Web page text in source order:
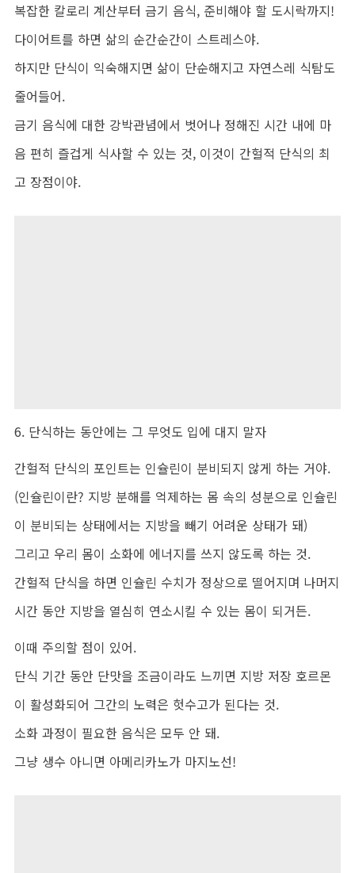
복잡한 칼로리 계산부터 금기 음식, 준비해야 할 도시락까지!
다이어트를 하면 삶의 순간순간이 스트레스야.
하지만 단식이 익숙해지면 삶이 단순해지고 자연스레 식탐도
줄어들어.
금기 음식에 대한 강박관념에서 벗어나 정해진 시간 내에 마
음 편히 즐겁게 식사할 수 있는 것, 이것이 간헐적 단식의 최
고 장점이야.
6. 단식하는 동안에는 그 무엇도 입에 대지 말자
간헐적 단식의 포인트는 인슐린이 분비되지 않게 하는 거야.
(인슐린이란? 지방 분해를 억제하는 몸 속의 성분으로 인슐린
이 분비되는 상태에서는 지방을 빼기 어려운 상태가 돼)
그리고 우리 몸이 소화에 에너지를 쓰지 않도록 하는 것.
간헐적 단식을 하면 인슐린 수치가 정상으로 떨어지며 나머지
시간 동안 지방을 열심히 연소시킬 수 있는 몸이 되거든.
이때 주의할 점이 있어.
단식 기간 동안 단맛을 조금이라도 느끼면 지방 저장 호르몬
이 활성화되어 그간의 노력은 헛수고가 된다는 것.
소화 과정이 필요한 음식은 모두 안 돼.
그냥 생수 아니면 아메리카노가 마지노선!